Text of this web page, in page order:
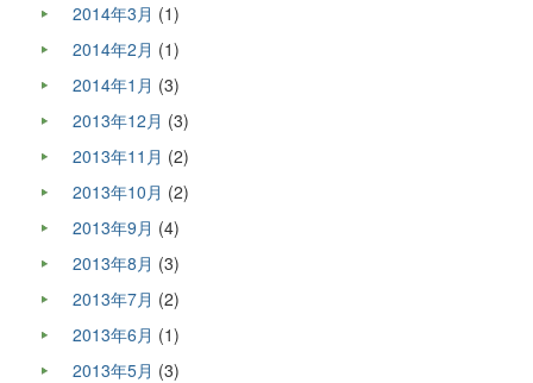
2014年3月 (1)
2014年2月 (1)
2014年1月 (3)
2013年12月 (3)
2013年11月 (2)
2013年10月 (2)
2013年9月 (4)
2013年8月 (3)
2013年7月 (2)
2013年6月 (1)
2013年5月 (3)